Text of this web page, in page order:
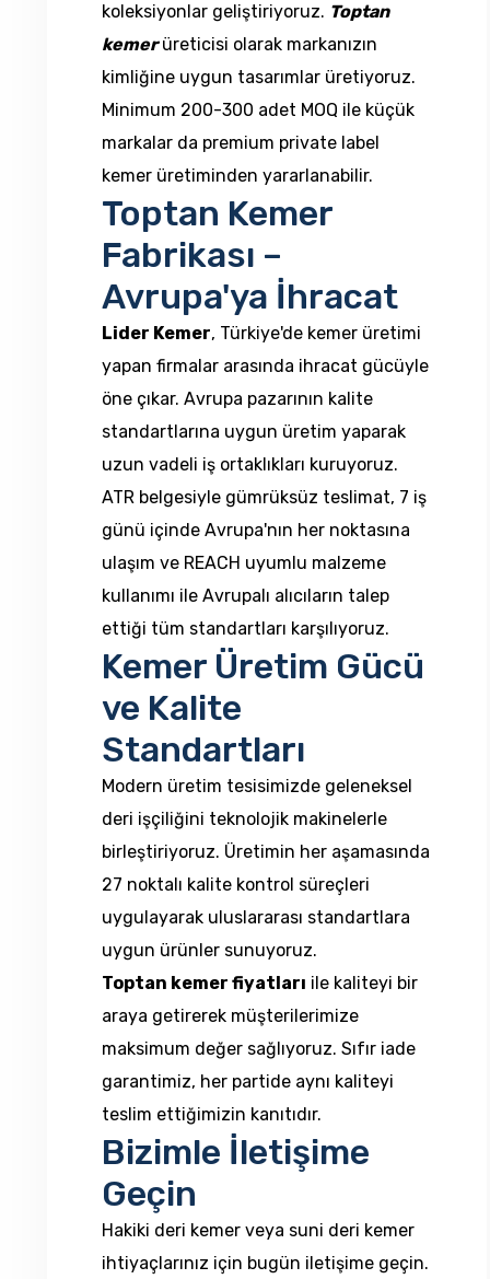
koleksiyonlar geliştiriyoruz. Toptan
kemerüreticisi olarak markanızın
kimliğine uygun tasarımlar üretiyoruz.
Minimum 200-300 adet MOQ ile küçük
markalar da premium private label
kemer üretiminden yararlanabilir.
Toptan Kemer
Fabrikası –
Avrupa'ya İhracat
Lider Kemer, Türkiye'de kemer üretimi
yapan firmalar arasında ihracat gücüyle
öne çıkar. Avrupa pazarının kalite
standartlarına uygun üretim yaparak
uzun vadeli iş ortaklıkları kuruyoruz.
ATR belgesiyle gümrüksüz teslimat, 7 iş
günü içinde Avrupa'nın her noktasına
ulaşım ve REACH uyumlu malzeme
kullanımı ile Avrupalı alıcıların talep
ettiği tüm standartları karşılıyoruz.
Kemer Üretim Gücü
ve Kalite
Standartları
Modern üretim tesisimizde geleneksel
deri işçiliğini teknolojik makinelerle
birleştiriyoruz. Üretimin her aşamasında
27 noktalı kalite kontrol süreçleri
uygulayarak uluslararası standartlara
uygun ürünler sunuyoruz.
Toptan kemer fiyatları ile kaliteyi bir
araya getirerek müşterilerimize
maksimum değer sağlıyoruz. Sıfır iade
garantimiz, her partide aynı kaliteyi
teslim ettiğimizin kanıtıdır.
Bizimle İletişime
Geçin
Hakiki deri kemer veya suni deri kemer
ihtiyaçlarınız için bugün iletişime geçin.